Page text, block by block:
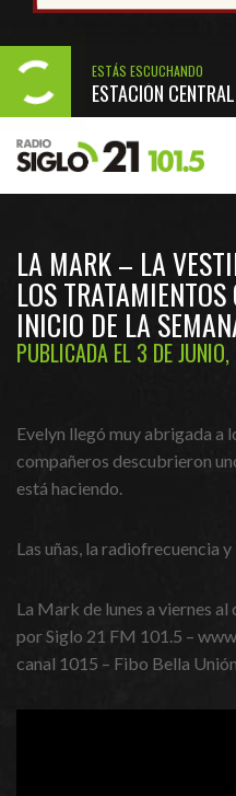
ESTÁS ESCUCHANDO
ESTACIÓN CENTRAL
LA MARK – LA
LOS
INICIO DE LA
PUBLICADA EL 3 DE
Evelyn llegó muy abrigada a
compañeros descubrieron
está haciendo.
Las uñas, la radiofrecuencia
La Mark de lunes a viernes
por Siglo 21 FM 101.5 –
canal 1015 – Fibo Bella